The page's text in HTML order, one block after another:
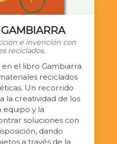
e invención con
reciclados.
el libro Gambiarra
reciclados
Un recorrido
la creatividad de los
equipo y la
soluciones con
dando
a través de la